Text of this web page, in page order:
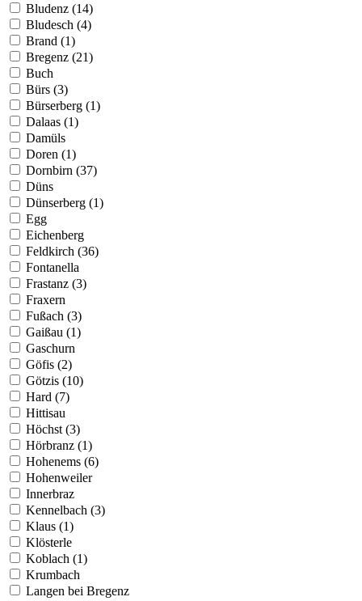
Bludenz (14)
Bludesch (4)
Brand (1)
Bregenz (21)
Buch
Bürs (3)
Bürserberg (1)
Dalaas (1)
Damüls
Doren (1)
Dornbirn (37)
Düns
Dünserberg (1)
Egg
Eichenberg
Feldkirch (36)
Fontanella
Frastanz (3)
Fraxern
Fußach (3)
Gaißau (1)
Gaschurn
Göfis (2)
Götzis (10)
Hard (7)
Hittisau
Höchst (3)
Hörbranz (1)
Hohenems (6)
Hohenweiler
Innerbraz
Kennelbach (3)
Klaus (1)
Klösterle
Koblach (1)
Krumbach
Langen bei Bregenz